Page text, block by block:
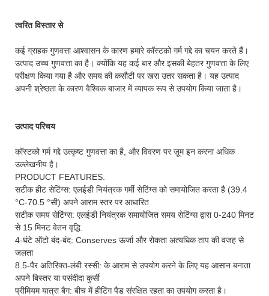
त्वरित विस्तार से
कई ग्राहक गुणवत्ता आश्वासन के कारण हमारे कॉस्टको गर्म गद्दे का चयन करते हैं।
उत्पाद उच्च गुणवत्ता का है। क्योंकि यह कई बार और इसकी बेहतर गुणवत्ता के लिए
परीक्षण किया गया है और समय की कसौटी पर खरा उतर सकता है। यह उत्पाद
अपनी श्रेष्ठता के कारण वैश्विक बाजार में व्यापक रूप से उपयोग किया जाता है।
उत्पाद परिचय
कॉस्टको गर्म गद्दे उत्कृष्ट गुणवत्ता का है, और विवरण पर ज़ूम इन करना अधिक
उल्लेखनीय है।
PRODUCT FEATURES:
सटीक हीट सेटिंग्स: एलईडी नियंत्रक गर्मी सेटिंग्स को समायोजित करता है (39.4
°C-70.5 °सी) अपने आराम स्तर पर आधारित
सटीक समय सेटिंग्स: एलईडी नियंत्रक समायोजित समय सेटिंग्स द्वारा 0-240 मिनट
से 15 मिनट वेतन वृद्धि.
4-घंटे ऑटो बंद-बंद: Conserves ऊर्जा और रोकता अत्यधिक ताप की वजह से
जलता
8.5-पैर अतिरिक्त-लंबी रस्सी: के आराम से उपयोग करने के लिए यह आसान बनाता
अपने बिस्तर या पसंदीदा कुर्सी
प्रीमियम यात्रा बैग: बीच में हीटिंग पैड संरक्षित रहता का उपयोग करता है।